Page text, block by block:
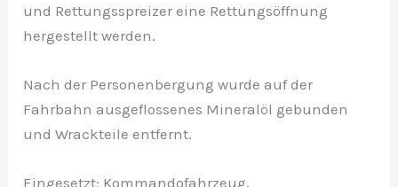
und Rettungsspreizer eine Rettungsöffnung
hergestellt werden.
Nach der Personenbergung wurde auf der
Fahrbahn ausgeflossenes Mineralöl gebunden
und Wrackteile entfernt.
Eingesetzt: Kommandofahrzeug,